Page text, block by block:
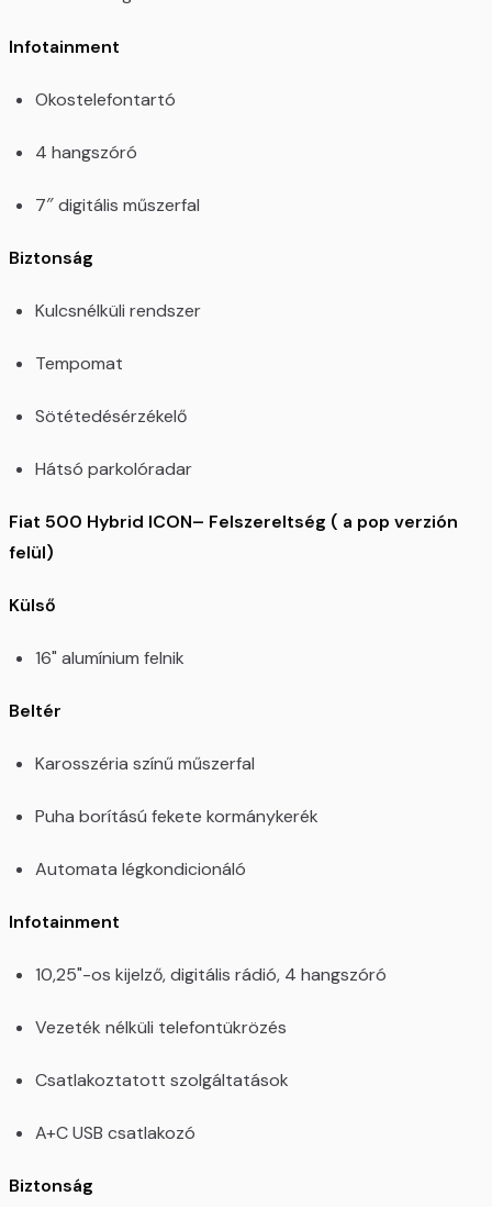
Infotainment
Okostelefontartó
4 hangszóró
7″ digitális műszerfal
Biztonság
Kulcsnélküli rendszer
Tempomat
Sötétedésérzékelő
Hátsó parkolóradar
Fiat 500 Hybrid ICON– Felszereltség ( a pop verzión
felül)
Külső
16" alumínium felnik
Beltér
Karosszéria színű műszerfal
Puha borítású fekete kormánykerék
Automata légkondicionáló
Infotainment
10,25"-os kijelző, digitális rádió, 4 hangszóró
Vezeték nélküli telefontükrözés
Csatlakoztatott szolgáltatások
A+C USB csatlakozó
Biztonság